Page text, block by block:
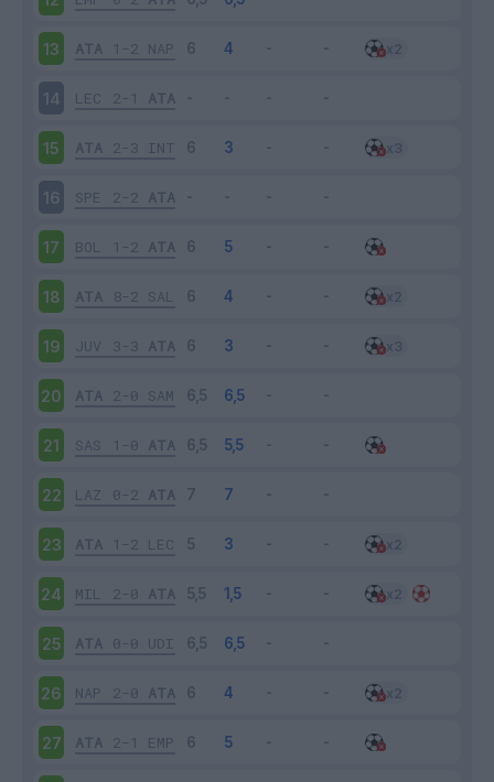
13 ATA 1-2 NAP
14 LEC 2-1 ATA
15 ATA 2-3 INT
16 SPE 2-2 ATA
17 BOL 1-2 ATA
18 ATA 8-2 SAL
19 JUV 3-3 ATA
20 ATA 2-0 SAM
21 SAS 1-0 ATA
22 LAZ 0-2 ATA
23 ATA 1-2 LEC
24 MIL 2-0 ATA
25 ATA 0-0 UDI
26 NAP 2-0 ATA
27 ATA 2-1 EMP